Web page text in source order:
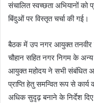
संचालित स्वच्छता अभियानों को
बिंदुओं पर विस्तृत चर्चा की गई।
बैठक में उप नगर आयुक्त तनवीर
चौहान सहित नगर निगम के
आयुक्त महोदय ने सभी संबंधित
प्राप्ति हेतु समन्वित रूप से
अधिक सुदृढ़ बनाने के निर्देश